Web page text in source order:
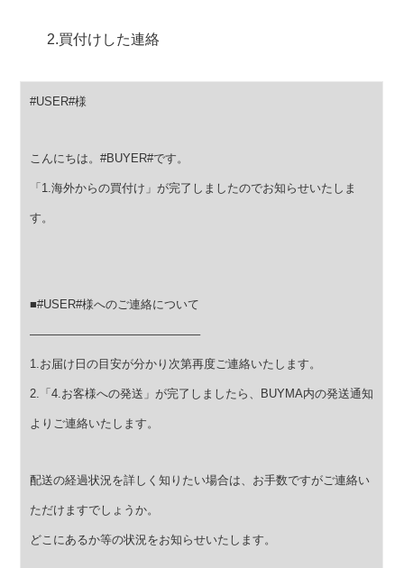
2.買付けした連絡
#USER#様
こんにちは。#BUYER#です。
「1.海外からの買付け」が完了しましたのでお知らせいたしま
す。
■#USER#様へのご連絡について
——————————————–
1.お届け日の目安が分かり次第再度ご連絡いたします。
2.「4.お客様への発送」が完了しましたら、BUYMA内の発送通知
よりご連絡いたします。
配送の経過状況を詳しく知りたい場合は、お手数ですがご連絡い
ただけますでしょうか。
どこにあるか等の状況をお知らせいたします。